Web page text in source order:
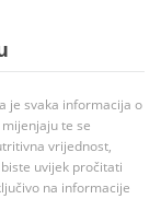
je svaka informacija o
te se
vrijednost,
uvijek pročitati
na informacije